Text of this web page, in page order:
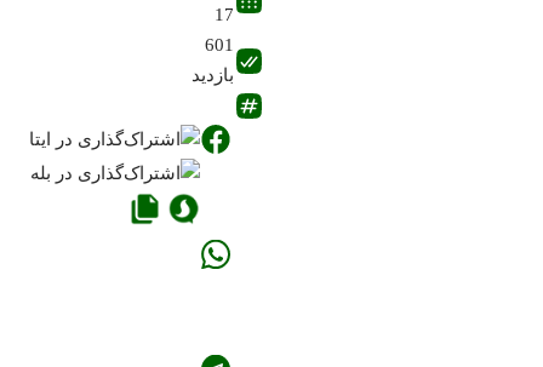
17
601
بازدید